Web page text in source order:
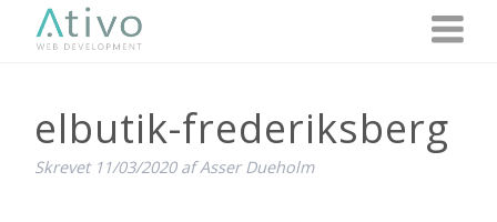
elbutik-frederiksberg
Skrevet 11/03/2020 af Asser Dueholm